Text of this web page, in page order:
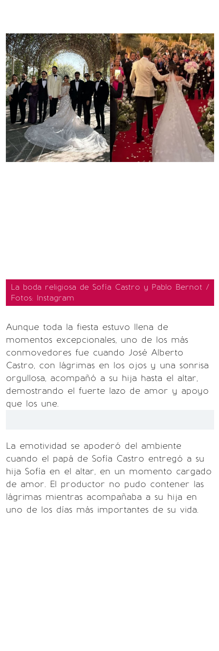
La boda religiosa de Sofía Castro y Pablo Bernot /
Fotos: Instagram
Aunque toda la fiesta estuvo llena de
momentos excepcionales, uno de los más
conmovedores fue cuando José Alberto
Castro, con lágrimas en los ojos y una sonrisa
orgullosa, acompañó a su hija hasta el altar,
demostrando el fuerte lazo de amor y apoyo
que los une.
La emotividad se apoderó del ambiente
cuando el papá de Sofía Castro entregó a su
hija Sofía en el altar, en un momento cargado
de amor. El productor no pudo contener las
lágrimas mientras acompañaba a su hija en
uno de los días más importantes de su vida.